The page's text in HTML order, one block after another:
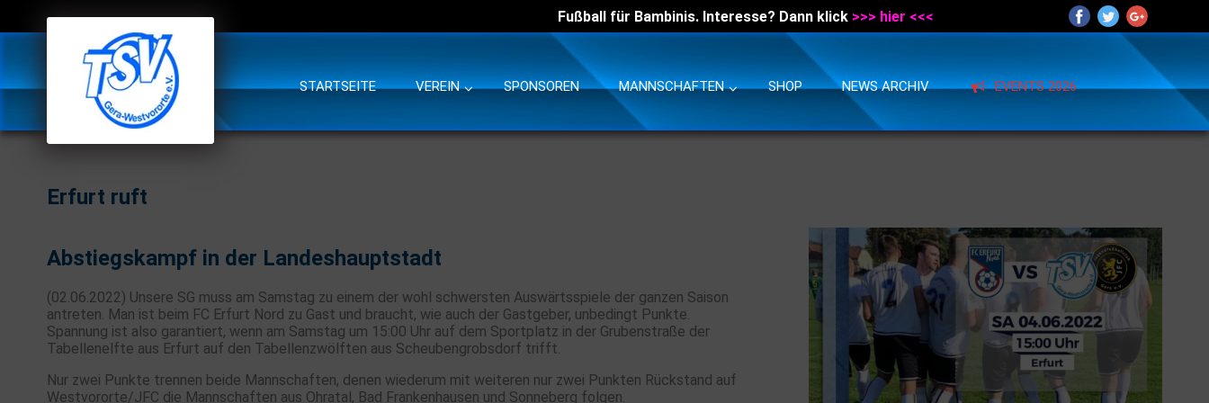
Fußball für Bambinis. Interesse? Dann klick >>> hier <<<
STARTSEITE VEREIN SPONSOREN MANNSCHAFTEN SHOP NEWS ARCHIV EVENTS 2026
Erfurt ruft
Abstiegskampf in der Landeshauptstadt
(02.06.2022) Unsere SG muss am Samstag zu einem der wohl schwersten Auswärtsspiele der ganzen Saison
antreten. Man ist beim FC Erfurt Nord zu Gast und braucht, wie auch der Gastgeber, unbedingt Punkte.
Spannung ist also garantiert, wenn am Samstag um 15:00 Uhr auf dem Sportplatz in der Grubenstraße der
Tabellenelfte aus Erfurt auf den Tabellenzwölften aus Scheubengrobsdorf trifft.
Nur zwei Punkte trennen beide Mannschaften, denen wiederum mit weiteren nur zwei Punkten Rückstand auf
Westvororte/JFC die Mannschaften aus Ohratal, Bad Frankenhausen und Sonneberg folgen.